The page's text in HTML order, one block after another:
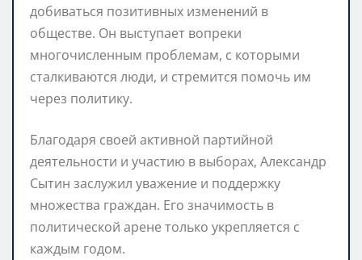
добиваться позитивных изменений в
обществе. Он выступает вопреки
многочисленным проблемам, с которыми
сталкиваются люди, и стремится помочь им
через политику.
Благодаря своей активной партийной
деятельности и участию в выборах, Александр
Сытин заслужил уважение и поддержку
множества граждан. Его значимость в
политической арене только укрепляется с
каждым годом.